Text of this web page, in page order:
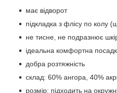
має відворот
підкладка з флісу по колу
не тисне, не подразнює
ідеальна комфортна
добра розтяжність
склад: 60% ангора, 40%
розмір: підходить на